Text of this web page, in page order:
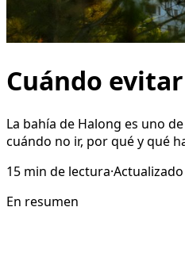
Cuándo
La bahía de Halong es uno
cuándo no ir, por qué y qué
15 min de lectura·
En resumen